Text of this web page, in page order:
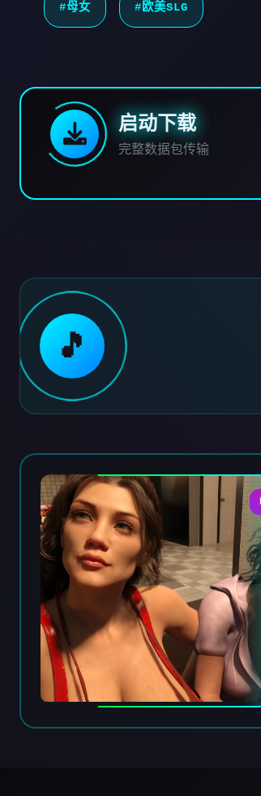
#母女 #欧美SLG
启动下载
完整数据包传输
🎵